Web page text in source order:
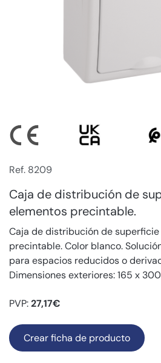
Ref. 8209
Caja de distribución de
elementos precintable.
Caja de distribución de
precintable. Color blanco.
para espacios reducidos o
Dimensiones exteriores: 165 x
PVP:27,17€
Crear ficha de producto